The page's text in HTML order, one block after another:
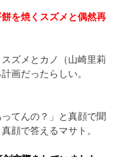
を焼くスズメと偶然再
ズメとカノ（山崎里莉
画だったらしい。
てんの？」と真顔で聞
顔で答えるマサト。